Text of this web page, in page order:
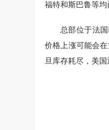
福特和斯巴鲁等均
总部位于法
价格上涨可能会
旦库存耗尽，美国